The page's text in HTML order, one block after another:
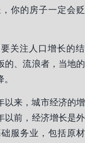
你的房子一定会贬
关注人口增长的结
的、流浪者，当地的
以来，城市经济的增
以前，经济增长是外
服务业，包括原材